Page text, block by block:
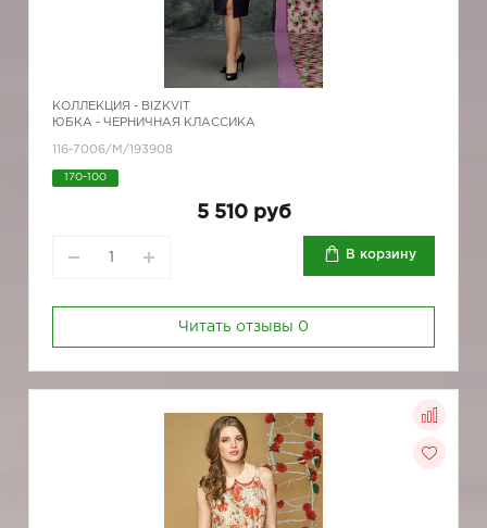
КОЛЛЕКЦИЯ - BIZKVIT
ЮБКА - ЧЕРНИЧНАЯ КЛАССИКА
116-7006/М/193908
170-100
5 510 руб
В корзину
Читать отзывы 0